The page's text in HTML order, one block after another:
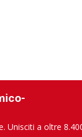
Unisciti a oltre